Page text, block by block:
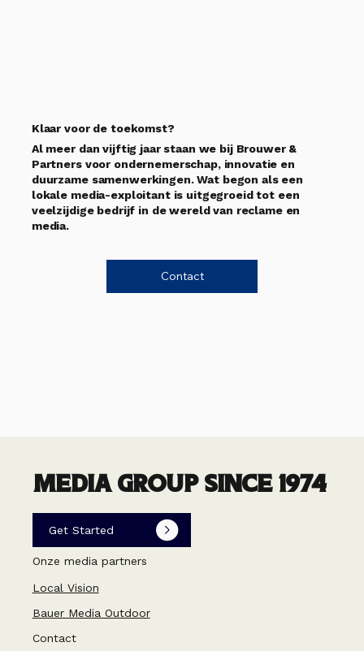
Klaar voor de toekomst?
Al meer dan vijftig jaar staan we bij Brouwer &
Partners voor ondernemerschap, innovatie en
duurzame samenwerkingen. Wat begon als een
lokale media-exploitant is uitgegroeid tot een
veelzijdige bedrijf in de wereld van reclame en
media.
Contact
MEDIA GROUP SINCE 1974
Get Started
Onze media partners
Local Vision
Bauer Media Outdoor
Contact